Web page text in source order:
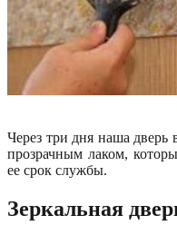
Через три дня наша дверь
прозрачным лаком,
ее срок службы.
Зеркальная